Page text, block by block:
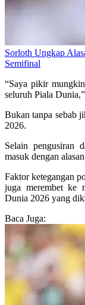
Sorloth Ungkap
Semifinal
“Saya pikir
seluruh Piala
Bukan tanpa sebab
2026.
Selain pengusiran
masuk dengan
Faktor ketegangan
juga merembet ke
Dunia 2026 yang
Baca Juga: